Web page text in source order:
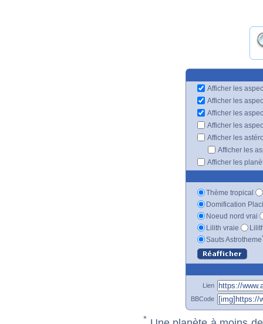
Afficher les
Afficher les
Afficher les
Afficher les
Afficher les
Afficher les
Afficher les
Thème tropical
Domification
Noeud nord vrai
Lilith vraie
Sauts Astrotheme
Lien
BBCode
*